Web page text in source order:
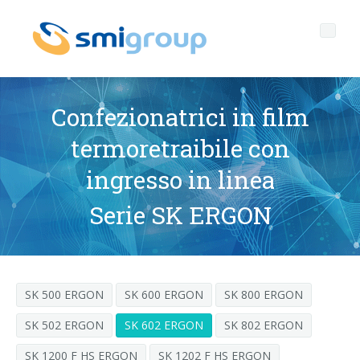
Profilo
Chi siamo
Dati chiave
Storia
Filiali
Governance
Corporate governance
Qualità, Ambiente e Sicurezza
General Data Protection Regulation
Sostenibilità
rPET
Tappi ancorati
LINEE DI IMBOTTIGLIAMENTO
Linee complete
SOFFIATRICI PER BOTTIGLIE PET/ rPET
After sales
Portale Smyzone
Media center
Confezionatrici in film
termoretraibile con
ingresso in linea
Serie SK ERGON
SK 500 ERGON SK 600 ERGON
SK 800 ERGON
SK 502 ERGON
SK 602 ERGON
SK 802 ERGON
SK 1200 F HS ERGON
SK 1202 F HS ERGON